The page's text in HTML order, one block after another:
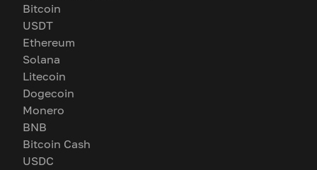
Bitcoin
USDT
Ethereum
Solana
Litecoin
Dogecoin
Monero
BNB
Bitcoin Cash
USDC